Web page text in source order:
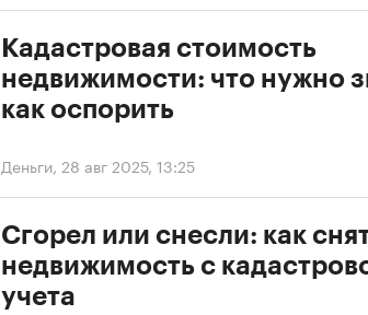
Деньги, 28 авг 2025, 13:25
Кадастровая стоимость
недвижимости: что нужно
как оспорить
Сгорел или снесли: как
недвижимость с
учета